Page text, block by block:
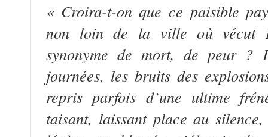
« Croira-t-on que ce paisible
non loin de la ville où vécut
synonyme de mort, de peur
journées, les bruits des
repris parfois d’une ultime
taisant, laissant place au